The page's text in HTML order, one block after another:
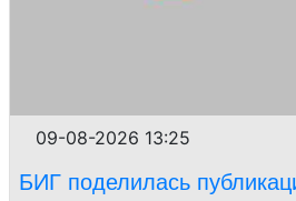
09-08-2026 13:25
БИГ поделилась